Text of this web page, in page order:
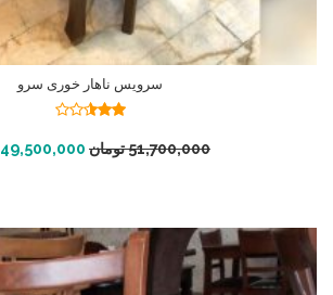
سرویس ناهار خوری سرو
از 5
51,700,000تومان 49,500,000
افزودن به سبد خرید